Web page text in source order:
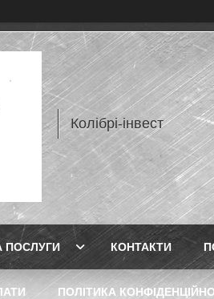
Колібрі-інвест
ПОСЛУГИ КОНТАКТИ
ПОЛІТИКА